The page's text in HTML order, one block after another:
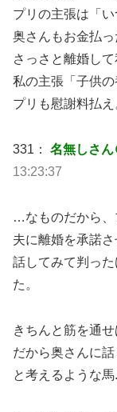
プリの主張は「
奥さんもお金払
さっさと離婚して
私の主張「子供の
プリも慰謝料払
331： 名無しさ
13:23:37
…なものだから、
夫に離婚を承諾
話してみて判っ
た。
きちんと筋を通
だから奥さんに
と考えるような馬.